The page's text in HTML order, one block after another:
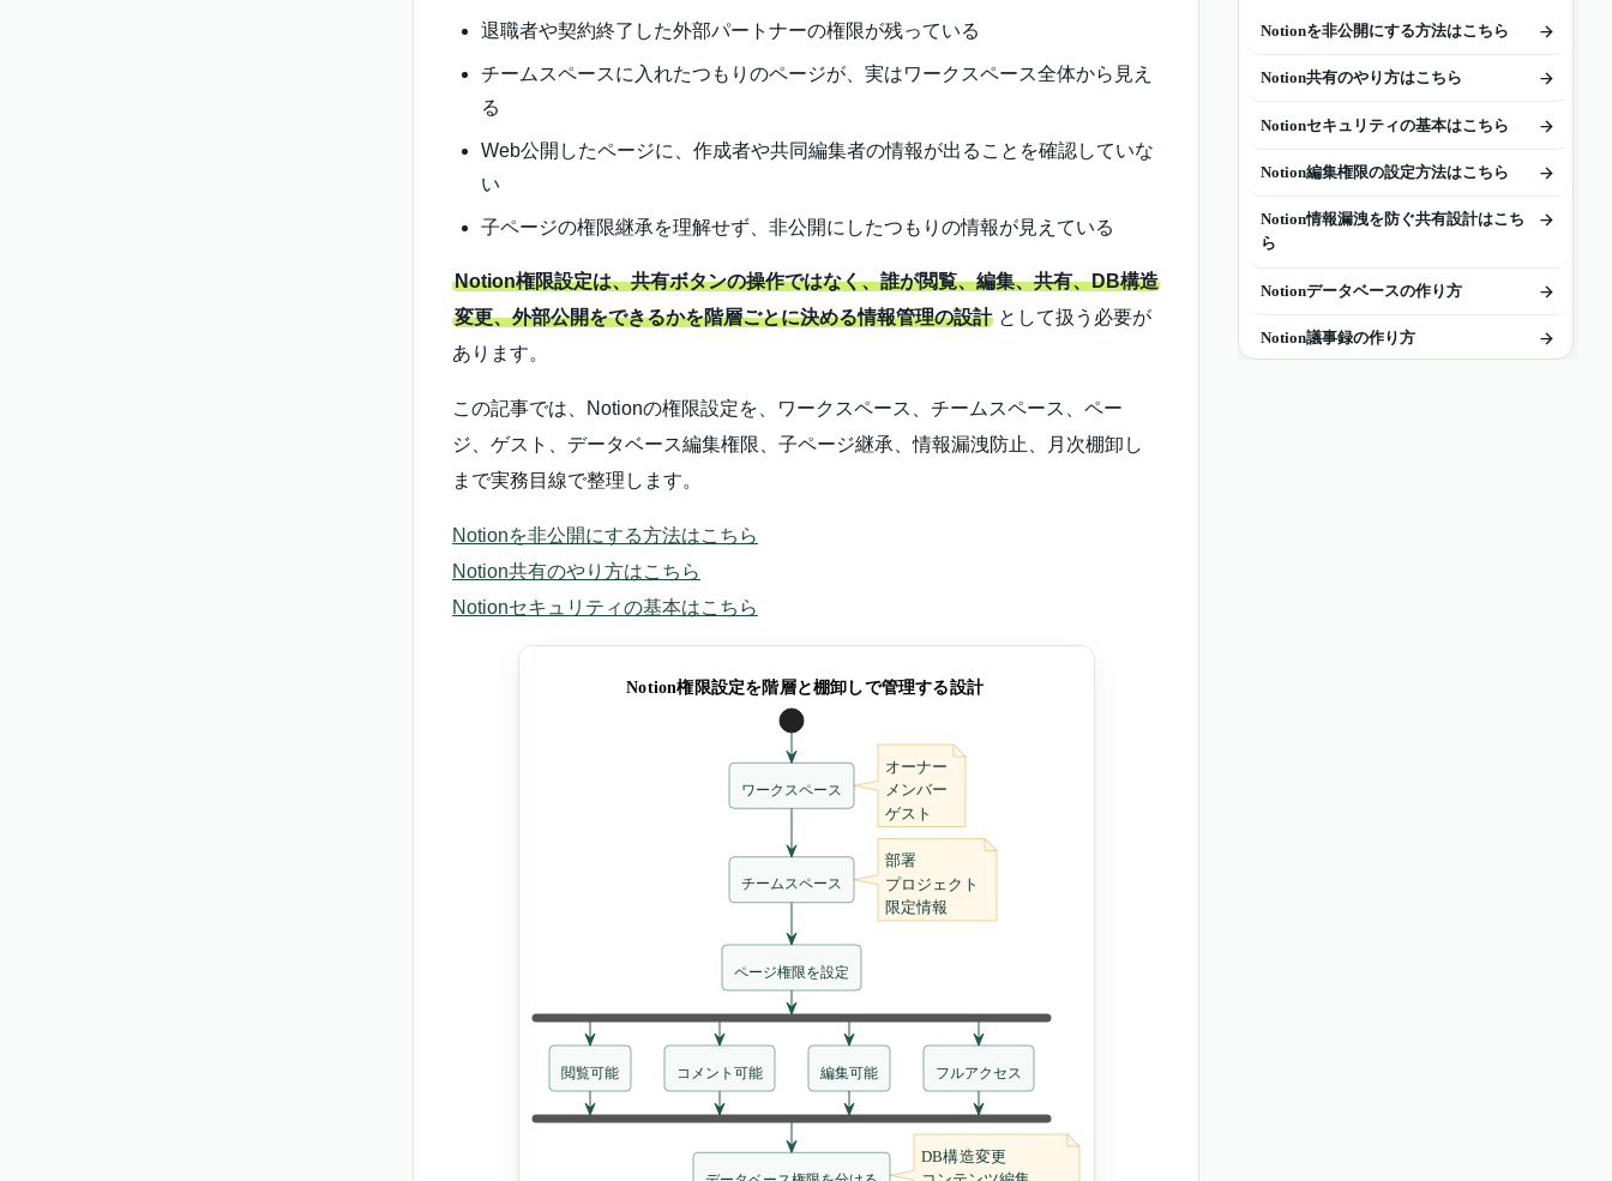
退職者や契約終了した外部パートナーの権限が残っている
チームスペースに入れたつもりのページが、実はワークスペース全体から見え
る
Web公開したページに、作成者や共同編集者の情報が出ることを確認していな
い
子ページの権限継承を理解せず、非公開にしたつもりの情報が見えている
Notion権限設定は、共有ボタンの操作ではなく、誰が閲覧、編集、共有、DB構造
変更、外部公開をできるかを階層ごとに決める情報管理の設計 として扱う必要が
あります。
この記事では、Notionの権限設定を、ワークスペース、チームスペース、ペー
ジ、ゲスト、データベース編集権限、子ページ継承、情報漏洩防止、月次棚卸し
まで実務目線で整理します。
Notionを非公開にする方法はこちら
Notion共有のやり方はこちら
Notionセキュリティの基本はこちら
Notionを非公開にする方法はこちら
Notion共有のやり方はこちら
Notionセキュリティの基本はこちら
Notion編集権限の設定方法はこちら
Notion情報漏洩を防ぐ共有設計はこち
ら
Notionデータベースの作り方
Notion議事録の作り方